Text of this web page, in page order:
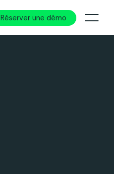
Réserver une démo